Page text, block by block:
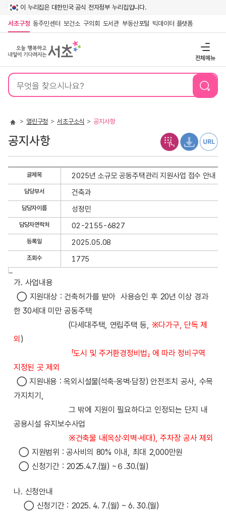
이 누리집은 대한민국 공식 전자정부 누리집입니다.
서초구청 동주민센터 보건소 구의회 도서관 부동산포털 빅데이터 플랫폼
전체메뉴
통
검
열린구청 서초구소식 공지사항
공지사항
지
상
보
기
글제목 2025년 소규모 공동주택관리 지원사업 접수 안내
담당부서 건축과
담당자이름 성정민
담당자연락처 02-2155-6827
등록일 2025.05.08
조회수 1775
글
가. 사업내용
◯ 지원대상 : 건축허가를 받아 사용승인 후 20년 이상 경과
한30세대 미만 공동주택
(다세대주택, 연립주택 등, ※다가구, 단독 제
외 )
「도시 및 주거환경정비법 」 에 따라 정비구역
지정된 곳 제외
◯지원내용 :옥외시설물(석축·옹벽·담장) 안전조치 공사, 수목
가지치기 ,
그 밖에 지원이 필요하다고 인정되는 단지 내
공용시설 유지보수사업
※건축물 내(옥상·외벽·세대),주차장 공사 제외
◯ 지원범위 :공사비의 80% 이내 , 최대 2,000만원
◯ 신청기간 : 2025.4.7.(월) ~ ６ .30.(월)
나. 신청안내
◯ 신청기간 : 2025. 4. 7.(월) ~ 6. 30.(월)